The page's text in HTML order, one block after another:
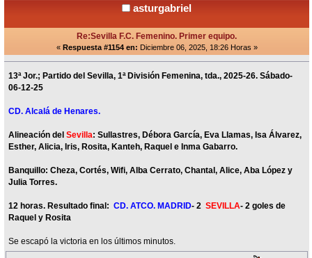
asturgabriel
Re:Sevilla F.C. Femenino. Primer equipo.
« Respuesta #1154 en: Diciembre 06, 2025, 18:26 Horas »
13ª Jor.; Partido del Sevilla, 1ª División Femenina, tda., 2025-26. Sábado-
06-12-25
CD. Alcalá de Henares.
Alineación delSevilla: Sullastres, Débora García, Eva Llamas, Isa Álvarez,
Esther, Alicia, Iris, Rosita, Kanteh, Raquel e Inma Gabarro.
Banquillo: Cheza, Cortés, Wifi, Alba Cerrato, Chantal, Alice, Aba López y
Julia Torres.
12 horas. Resultado final:CD. ATCO. MADRID- 2SEVILLA- 2 goles de
Raquel y Rosita
Se escapó la victoria en los últimos minutos.